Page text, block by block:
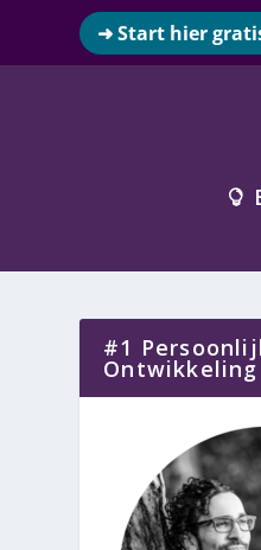
➜ Start hier

#1
Ontwikkeling